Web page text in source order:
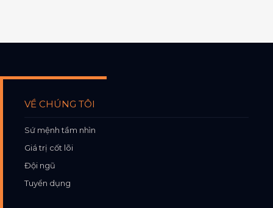
VỀ CHÚNG TÔI
Sứ mệnh tầm nhìn
Giá trị cốt lõi
Đội ngũ
Tuyển dụng